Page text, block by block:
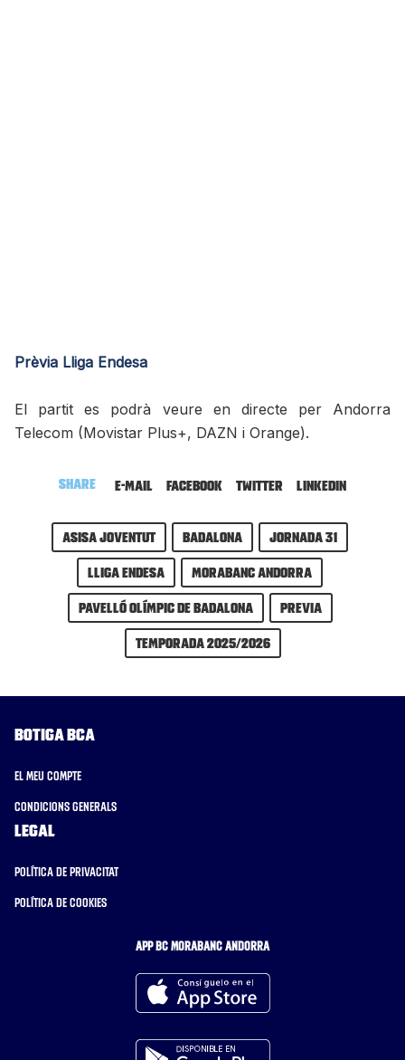
Prèvia Lliga Endesa
El partit es podrà veure en directe per Andorra
Telecom (Movistar Plus+, DAZN i Orange).
Share E-mail Facebook Twitter LinkedIn
Asisa Joventut Badalona
Jornada 31
Lliga Endesa
MoraBanc Andorra
Pavelló Olímpic de Badalona
previa
Temporada 2025/2026
Botiga BCA
El meu compte
Condicions generals
Legal
Política de privacitat
Política de cookies
APP BC MORABANC ANDORRA